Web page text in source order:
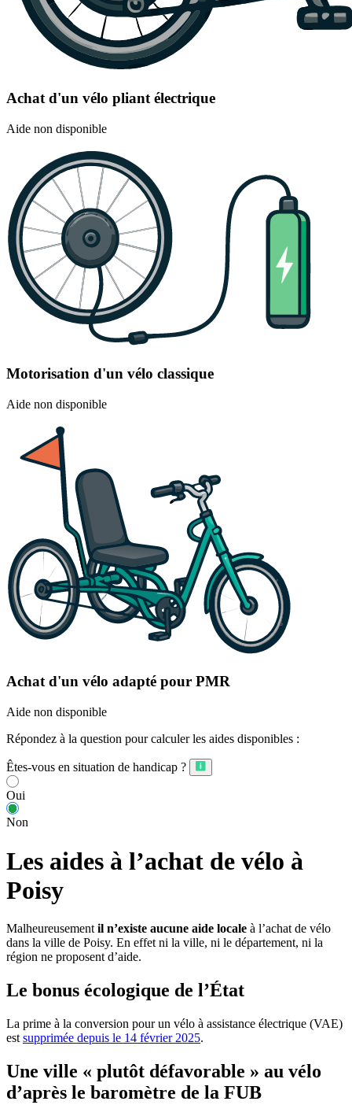
Achat d'un vélo pliant électrique
Aide non disponible
Motorisation d'un vélo classique
Aide non disponible
Achat d'un vélo adapté pour PMR
Aide non disponible
Répondez à la question pour calculer les aides disponibles :
Êtes-vous en situation de handicap ?
Oui
Non
Les aides à l’achat de vélo à
Poisy
Malheureusement il n’existe aucune aide locale à l’achat de vélo
dans la ville de Poisy. En effet ni la ville, ni le département, ni la
région ne proposent d’aide.
Le bonus écologique de l’État
La prime à la conversion pour un vélo à assistance électrique (VAE)
est supprimée depuis le 14 février 2025.
Une ville « plutôt défavorable » au vélo
d’après le baromètre de la FUB